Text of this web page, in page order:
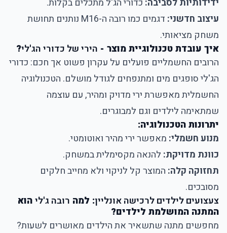
ידידותיות לסביבה: כדורי הג'ל מתכלים בקלות.
עיצוב חדשני:
דגמים כמו רובה ה-M16 נותנים תחושת
משחק מציאותי.
איך עובדת טכנולוגיית מוצר - הירי של כדורי הג'לי?
הרובים החשמליים פועלים על עקרון פשוט אך חכם: כדורי
הג'לי סופגים מים ומתנפחים לגודל מושלם. הטכנולוגיה
החשמלית מאפשרת ירי מדויק ומהיר, עם עוצמה
שמתאימה לילדים וגם למבוגרים.
יתרונות הטכנולוגיה:
מנוע חשמלי: מאפשר ירי מהיר ואוטומטי.
כוונת מדויקת: להנאה מקסימלית במשחק.
תחזוקה קלה: המוצר קל לניקוי ולא מחייב חלקים
מסובכים.
צעצועים לילדים לרכישה אונליין: למה רובה ג'ליהוא
המתנה המושלמת לילדים?
מחפשים מתנה שתשאיר את הילדים מאושרים לשעות?